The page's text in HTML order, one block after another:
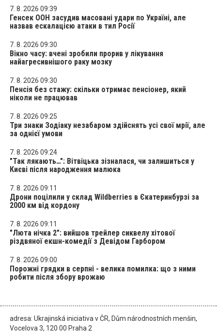
7. 8. 2026 09:39
Генсек ООН засудив масовані удари по Україні, але
назвав ескалацією атаки в тил Росії
7. 8. 2026 09:30
Вікно часу: вчені зробили прорив у лікування
найагресивнішого раку мозку
7. 8. 2026 09:30
Пенсія без стажу: скільки отримає пенсіонер, який
ніколи не працював
7. 8. 2026 09:25
Три знаки Зодіаку незабаром здійснять усі свої мрії, але
за однієї умови
7. 8. 2026 09:24
"Так лякають…": Вітвіцька зізналася, чи залишиться у
Києві після народження малюка
7. 8. 2026 09:11
Дрони поцілили у склад Wildberries в Єкатеринбурзі за
2000 км від кордону
7. 8. 2026 09:11
"Люта нічка 2": вийшов трейлер сиквелу хітової
різдвяної екшн-комедії з Девідом Гарбором
7. 8. 2026 09:00
Порожні грядки в серпні - велика помилка: що з ними
робити після збору врожаю
adresa: Ukrajinská iniciativa v ČR, Dům národnostních menšin,
Vocelova 3, 120 00 Praha 2